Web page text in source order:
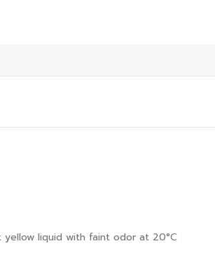
liquid with faint odor at 20°C